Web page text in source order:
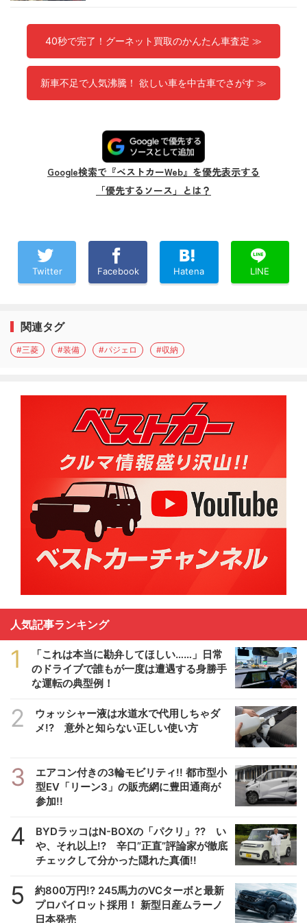
40秒で完了！グーネット買取のかんたん車査定 ≫
新車不足で人気沸騰！ 欲しい車を中古車でさがす ≫
Google検索で『ベストカーWeb』を優先表示する
「優先するソース」とは？
Twitter Facebook Hatena LINE
関連タグ
#三菱 #装備 #パジェロ #収納
人気記事ランキング
1
「これは本当に勘弁してほしい……」日常
のドライブで誰もが一度は遭遇する身勝手
な運転の典型例！
2
ウォッシャー液は水道水で代用しちゃダ
メ!? 意外と知らない正しい使い方
3
エアコン付きの3輪モビリティ!! 都市型小
型EV「リーン3」の販売網に豊田通商が
参加!!
4
BYDラッコはN-BOXの「パクリ」?? い
や、それ以上!? 辛口”正直”評論家が徹底
チェックして分かった隠れた真価!!
5
約800万円!? 245馬力のVCターボと最新
プロパイロット採用！ 新型日産ムラーノ
日本発売